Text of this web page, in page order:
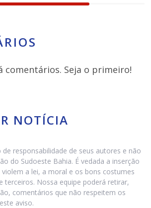
comentários. Seja o primeiro!
NOTÍCIA
responsabilidade de seus autores e não
do Sudoeste Bahia. É vedada a inserção
a lei, a moral e os bons costumes
terceiros. Nossa equipe poderá retirar,
comentários que não respeitem os
aviso.